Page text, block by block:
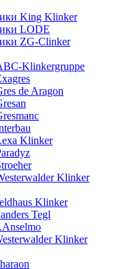
King Klinker
LODE
ZG-Clinker
Klinkergruppe
de Aragon
Klinker
Klinker
Klinker
Tegl
Klinker